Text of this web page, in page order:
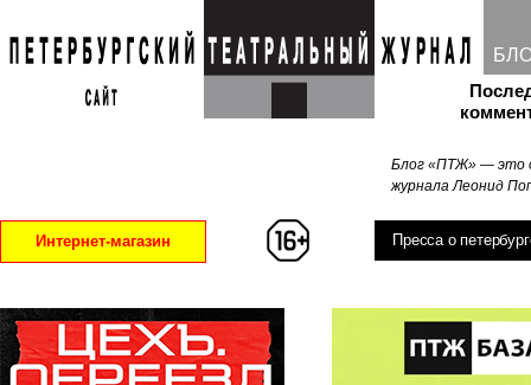
Блог «ПТЖ» — это
журнала Леонид
Интернет-магазин Пресса о